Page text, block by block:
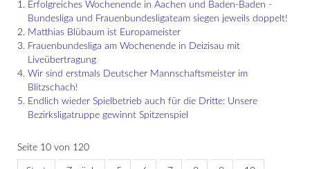
Erfolgreiches Wochenende in Aachen und Baden-Baden -
Bundesliga und Frauenbundesligateam siegen jeweils doppelt!
Matthias Blübaum ist Europameister
Frauenbundesliga am Wochenende in Deizisau mit
Liveübertragung
Wir sind erstmals Deutscher Mannschaftsmeister im
Blitzschach!
Endlich wieder Spielbetrieb auch für die Dritte: Unsere
Bezirksligatruppe gewinnt Spitzenspiel
Seite 10 von 120